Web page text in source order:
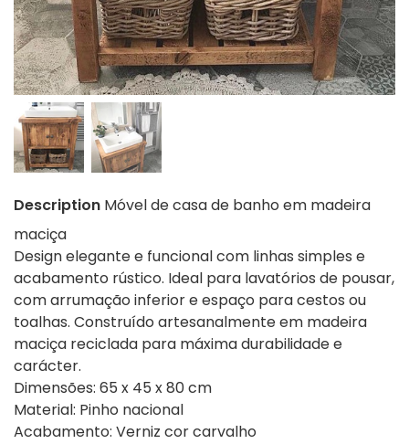
Description Móvel de casa de banho em madeira
maciça
Design elegante e funcional com linhas simples e
acabamento rústico. Ideal para lavatórios de pousar,
com arrumação inferior e espaço para cestos ou
toalhas. Construído artesanalmente em madeira
maciça reciclada para máxima durabilidade e
carácter.
Dimensões: 65 x 45 x 80 cm
Material: Pinho nacional
Acabamento: Verniz cor carvalho